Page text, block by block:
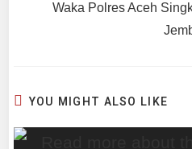
Waka Polres Aceh
YOU MIGHT ALSO LIKE